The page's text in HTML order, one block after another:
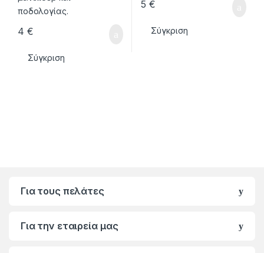
4 €
Σύγκριση
5 €
Σύγκριση
Για τους πελάτες
Για την εταιρεία μας